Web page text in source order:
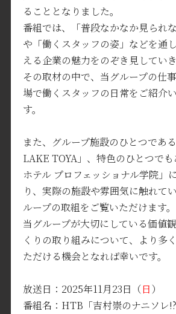
ることとなりました。
番組では、「普段なかなか見られ
や「働くスタッフの姿」などを通
える企業の魅力をのぞき見していき
その取材の中で、当グループの仕
場で働くスタッフの日常をご紹介
す。
また、グループ施設のひとつであ
LAKE TOYA」、特色のひとつで
ホテル プロフェッショナル学院」
り、実際の施設や雰囲気に触れて
ループの取組をご覧いただけます。
当グループが大切にしている価値
くりの取り組みについて、より多
ただける機会となれば幸いです。
放送日：2025年11月23日（日）
番組名：HTB「吉村崇のナニソレ